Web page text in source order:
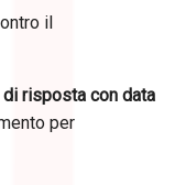
il
risposta con data
per